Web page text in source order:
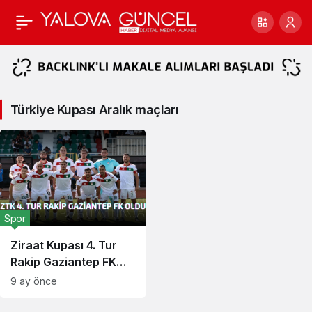
Türkiye
Kupası
Aralık
maçları
Haberleri
Türkiye Kupası Aralık maçları
Ziraat Kupası 4. Tur
Rakip Gaziantep FK
Oldu
Spor
9 ay önce